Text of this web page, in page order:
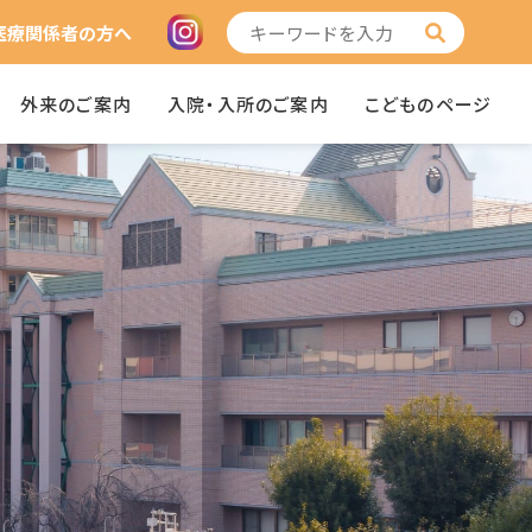
療関係者の方へ
外来のご案内 入院・入所のご案内 こどものページ